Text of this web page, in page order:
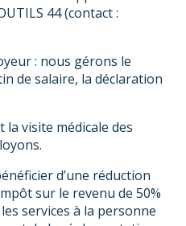
44 (contact :
: nous gérons le
de salaire, la déclaration
visite médicale des
d’une réduction
sur le revenu de 50%
services à la personne